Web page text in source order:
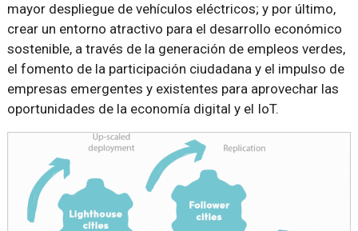
mayor despliegue de vehículos eléctricos; y por último,
crear un entorno atractivo para el desarrollo económico
sostenible, a través de la generación de empleos verdes,
el fomento de la participación ciudadana y el impulso de
empresas emergentes y existentes para aprovechar las
oportunidades de la economía digital y el IoT.